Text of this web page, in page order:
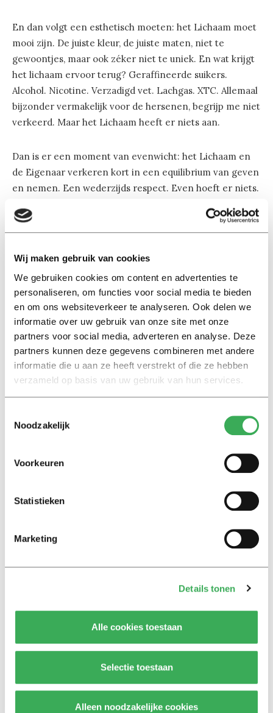
Wij maken gebruik van cookies
We gebruiken cookies om content en advertenties te
personaliseren, om functies voor social media te bieden
en om ons websiteverkeer te analyseren. Ook delen we
informatie over uw gebruik van onze site met onze
partners voor social media, adverteren en analyse. Deze
partners kunnen deze gegevens combineren met andere
informatie die u aan ze heeft verstrekt of die ze hebben
verzameld op basis van uw gebruik van hun services.
Noodzakelijk
Voorkeuren
Statistieken
Marketing
Details tonen
Alle cookies toestaan
Selectie toestaan
Alleen noodzakelijke cookies
En dan volgt een esthetisch moeten: het Lichaam moet
mooi zijn. De juiste kleur, de juiste maten, niet te
gewoontjes, maar ook zéker niet te uniek. En wat krijgt
het lichaam ervoor terug? Geraffineerde suikers.
Alcohol. Nicotine. Verzadigd vet. Lachgas. XTC. Allemaal
bijzonder vermakelijk voor de hersenen, begrijp me niet
verkeerd. Maar het Lichaam heeft er niets aan.
Dan is er een moment van evenwicht: het Lichaam en
de Eigenaar verkeren kort in een equilibrium van geven
en nemen. Een wederzijds respect. Even hoeft er niets.
Maar, helaas, al snel zet het verval in. Bekijk ‘t ook. Met
teleur. Wanhopig wordt de mindfulness-weg bewandeld,
Omega-3 supplementen. Yoga. Alles om Het Lichaam
tevreden te stellen. Maar het leed is al geleden. Het
Lichaam geeft ’t op.
Ik kijk nog eens naar mijn lichaam. In welke fase zouden
wij nu zitten? Ik doe het badkamerlicht snel uit. Ik ben
blij dat ik mijn Lichaam niet ben.Dit is de laatste column
van Gwenda Engels. Heb jij aspiraties, wil jecolumnist
Univers zoekt studentcolumnisten.
Lees ook
bedreigingen en desinformatie:
Achtergrond
Kinderen spelen de Zero
Hunger Game: ‘Ik schrok, we
kregen er een paar miljoen
inwoners bij’